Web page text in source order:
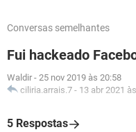
Conversas semelhantes
Fui hackeado
Waldir - 25 nov 2019 às 20:58
ciliria.arrais.7 - 13 abr 2021
5 Respostas